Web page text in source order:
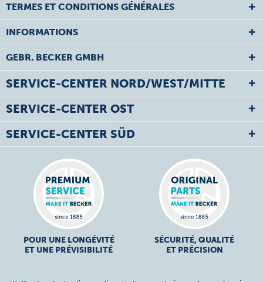
TERMES ET CONDITIONS GÉNÉRALES
INFORMATIONS
GEBR. BECKER GMBH
SERVICE-CENTER NORD/WEST/MITTE
SERVICE-CENTER OST
SERVICE-CENTER SÜD
POUR UNE LONGÉVITÉ
ET UNE PRÉVISIBILITÉ
SÉCURITÉ, QUALITÉ
ET PRÉCISION